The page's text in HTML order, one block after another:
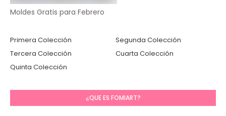
Moldes Gratis para Febrero
Primera Colección
Segunda Colección
Tercera Colección
Cuarta Colección
Quinta Colección
¿QUE ES FOMIART?